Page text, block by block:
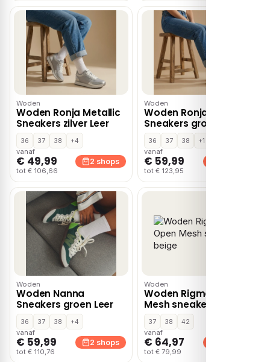
Woden
Woden Ronja Metallic
Sneakers zilver Leer
36 37 38
+4
vanaf
€ 49,99
tot € 106,66
2 shops
Woden
Woden Ronja
Sneakers groen Textiel
36 37 38
+1
vanaf
€ 59,99
tot € 123,95
Woden
Woden Nanna
Sneakers groen Leer
36 37 38
+4
vanaf
€ 59,99
tot € 110,76
2 shops
Woden
Woden Rigmor Open
Mesh sneakers beige
37 38
42
vanaf
€ 64,97
tot € 79,99